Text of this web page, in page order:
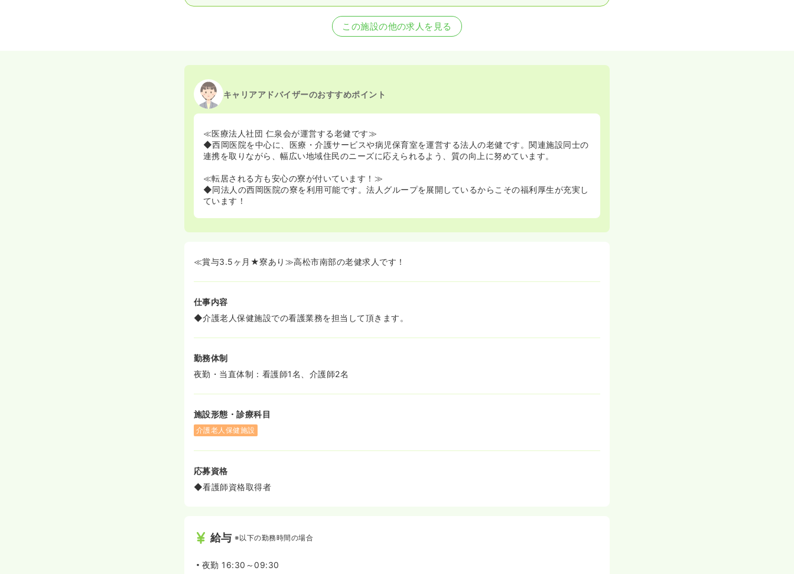
この施設の他の求人を見る
キャリアアドバイザーのおすすめポイント
≪医療法人社団 仁泉会が運営する老健です≫
◆西岡医院を中心に、医療・介護サービスや病児保育室を運営する法人の老健です。関連施設同士の
連携を取りながら、幅広い地域住民のニーズに応えられるよう、質の向上に努めています。
≪転居される方も安心の寮が付いています！≫
◆同法人の西岡医院の寮を利用可能です。法人グループを展開しているからこその福利厚生が充実し
ています！
≪賞与3.5ヶ月★寮あり≫高松市南部の老健求人です！
仕事内容
◆介護老人保健施設での看護業務を担当して頂きます。
勤務体制
夜勤・当直体制：看護師1名、介護師2名
施設形態・診療科目
介護老人保健施設
応募資格
◆看護師資格取得者
給与 ※以下の勤務時間の場合
夜勤 16:30～09:30